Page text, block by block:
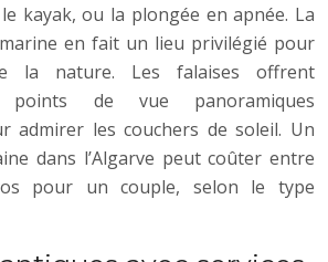
kayak, ou la plongée en apnée. La
en fait un lieu privilégié pour
la nature. Les falaises offrent
points de vue panoramiques
admirer les couchers de soleil. Un
dans l’Algarve peut coûter entre
pour un couple, selon le type